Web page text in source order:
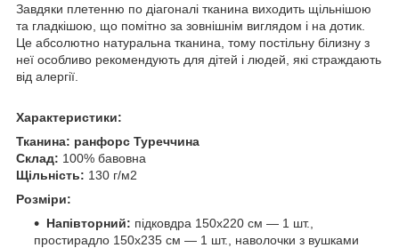
Завдяки плетенню по діагоналі тканина виходить щільнішою
та гладкішою, що помітно за зовнішнім виглядом і на дотик.
Це абсолютно натуральна тканина, тому постільну білизну з
неї особливо рекомендують для дітей і людей, які страждають
від алергії.
Характеристики:
Тканина: ранфорс Туреччина
Склад: 100% бавовна
Щільність: 130 г/м2
Розміри:
Напівторний: підковдра 150х220 см — 1 шт.,
простирадло 150х235 см — 1 шт., наволочки з вушками